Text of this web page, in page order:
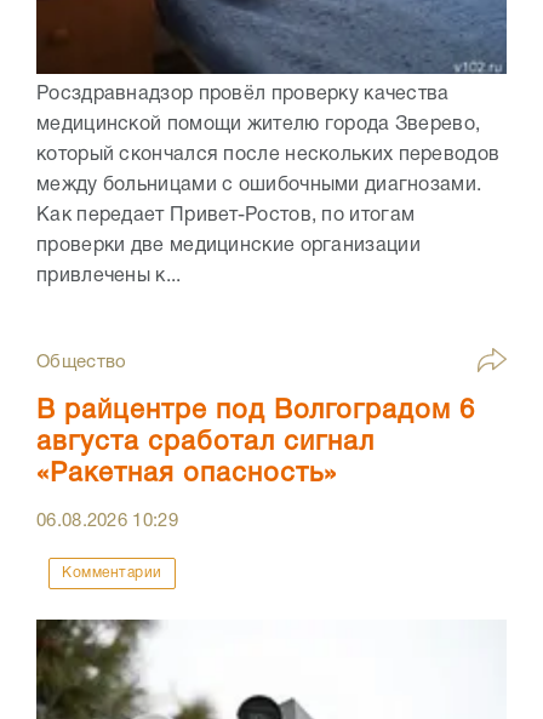
Росздравнадзор провёл проверку качества
медицинской помощи жителю города Зверево,
который скончался после нескольких переводов
между больницами с ошибочными диагнозами.
Как передает Привет-Ростов, по итогам
проверки две медицинские организации
привлечены к...
Общество
В райцентре под Волгоградом 6
августа сработал сигнал
«Ракетная опасность»
06.08.2026 10:29
Комментарии